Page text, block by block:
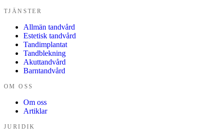
TJÄNSTER
Allmän tandvård
Estetisk tandvård
Tandimplantat
Tandblekning
Akuttandvård
Barntandvård
OM OSS
Om oss
Artiklar
JURIDIK